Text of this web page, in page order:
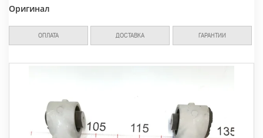
Оригинал
ОПЛАТА ДОСТАВКА ГАРАНТИИ